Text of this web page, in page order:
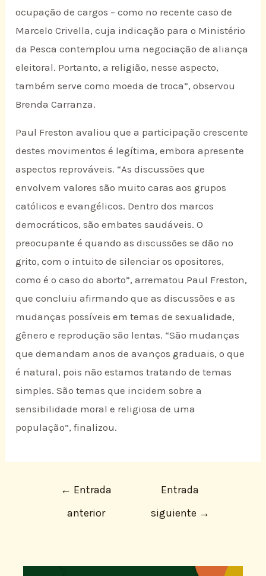
ocupação de cargos – como no recente caso de
Marcelo Crivella, cuja indicação para o Ministério
da Pesca contemplou uma negociação de aliança
eleitoral. Portanto, a religião, nesse aspecto,
também serve como moeda de troca”, observou
Brenda Carranza.
Paul Freston avaliou que a participação crescente
destes movimentos é legítima, embora apresente
aspectos reprováveis. “As discussões que
envolvem valores são muito caras aos grupos
católicos e evangélicos. Dentro dos marcos
democráticos, são embates saudáveis. O
preocupante é quando as discussões se dão no
grito, com o intuito de silenciar os opositores,
como é o caso do aborto”, arrematou Paul Freston,
que concluiu afirmando que as discussões e as
mudanças possíveis em temas de sexualidade,
gênero e reprodução são lentas. “São mudanças
que demandam anos de avanços graduais, o que
é natural, pois não estamos tratando de temas
simples. São temas que incidem sobre a
sensibilidade moral e religiosa de uma
população”, finalizou.
← Entrada
anterior
Entrada
siguiente →